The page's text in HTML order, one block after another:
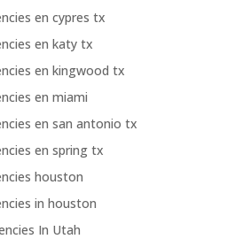
en cypres tx
en katy tx
en kingwood tx
en miami
en san antonio tx
en spring tx
houston
in houston
In Utah